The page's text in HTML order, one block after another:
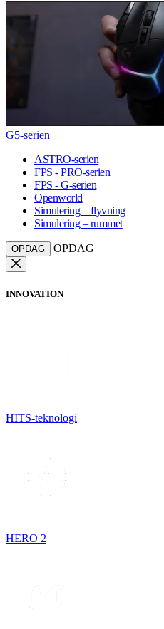
G5-serien
ASTRO-serien
FPS - PRO-serien
FPS - G-serien
Openworld
Simulering – flyvning
Simulering – rummet
OPDAG OPDAG
INNOVATION
HITS-teknologi
HERO 2